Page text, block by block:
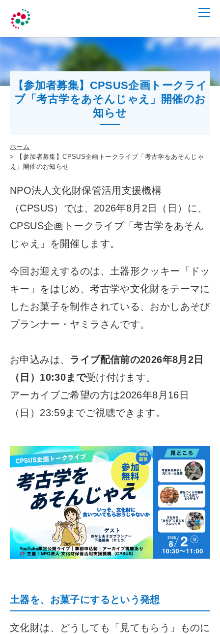
【参加者募集】CPSUS企画トークライ
ブ「考古学をあそんじゃえ」開催のお
知らせ
ホーム
【参加者募集】CPSUS企画トークライブ「考古学をあそんじゃ
え」開催のお知らせ
NPO法人文化財保管活用支援機構
（CPSUS）では、2026年8月2日（日）に、
CPSUS企画トークライブ「考古学をあそん
じゃえ」を開催します。
今回お迎えするのは、土器形クッキー「ドッ
キー」をはじめ、考古学や文化財をテーマに
したお菓子を制作されている、おかしあそび
プランナー・ヤミラさんです。
お申込みは、 ライブ配信前の2026年8月2日
（日）10:30まで受け付けます。
アーカイブご希望の方は2026年8月16日
（日）23:59までご視聴できます。
土器を、お菓子にするという発想
文化財は、どうしても「見てもらう」ものに